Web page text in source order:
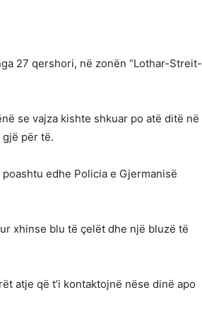
27 qershori, në zonën “Lothar-Streit-
se vajza kishte shkuar po atë ditë në
gjë për të.
edhe Policia e Gjermanisë
xhinse blu të çelët dhe një bluzë të
atje që t’i kontaktojnë nëse dinë apo